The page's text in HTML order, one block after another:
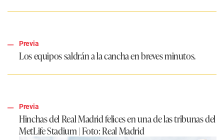
Previa
Los equipos saldrán a la cancha en breves minutos.
Previa
Hinchas del Real Madrid felices en una de las tribunas del
MetLife Stadium| Foto: Real Madrid